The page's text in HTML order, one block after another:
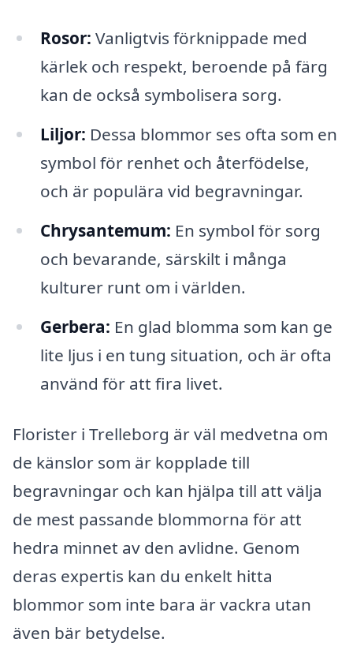
Rosor: Vanligtvis förknippade med
kärlek och respekt, beroende på färg
kan de också symbolisera sorg.
Liljor: Dessa blommor ses ofta som en
symbol för renhet och återfödelse,
och är populära vid begravningar.
Chrysantemum: En symbol för sorg
och bevarande, särskilt i många
kulturer runt om i världen.
Gerbera: En glad blomma som kan ge
lite ljus i en tung situation, och är ofta
använd för att fira livet.
Florister i Trelleborg är väl medvetna om
de känslor som är kopplade till
begravningar och kan hjälpa till att välja
de mest passande blommorna för att
hedra minnet av den avlidne. Genom
deras expertis kan du enkelt hitta
blommor som inte bara är vackra utan
även bär betydelse.